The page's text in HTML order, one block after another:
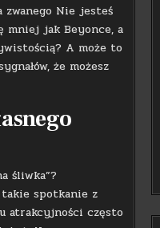
Nie jesteś
mniej jak Beyonce, a
A może to
że możesz
śliwka”?
spotkanie z
atrakcyjności często